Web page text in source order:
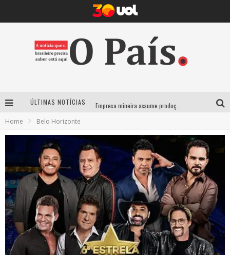
ÚLTIMAS NOTÍCIAS
Deu Samba resgata tradição das ruas pintadas para a Copa do Mundo e celebra a música em gravação histórica em Santa Luzia
Home Belo Horizonte